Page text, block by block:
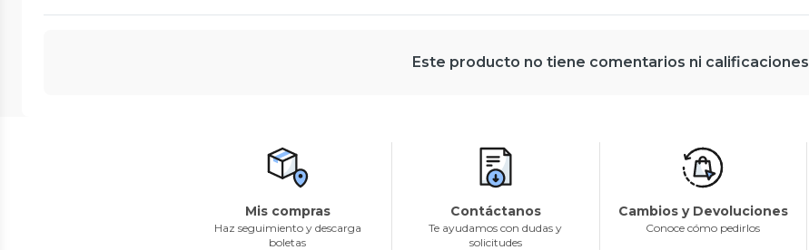
Este producto no tiene comentarios ni calificaciones
Mis compras
Haz seguimiento y descarga
boletas
Contáctanos
Te ayudamos con dudas y
solicitudes
Cambios y Devoluciones
Conoce cómo pedirlos